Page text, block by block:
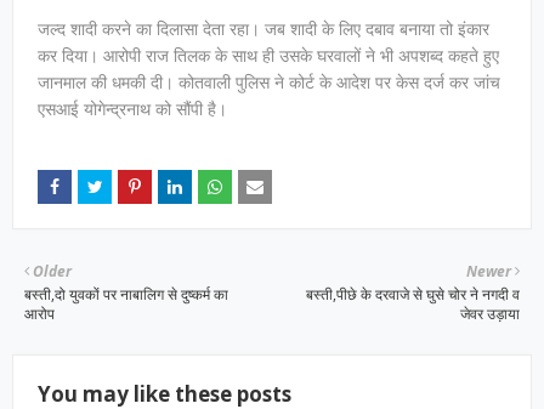
जल्द शादी करने का दिलासा देता रहा। जब शादी के लिए दबाव बनाया तो इंकार
कर दिया। आरोपी राज तिलक के साथ ही उसके घरवालों ने भी अपशब्द कहते हुए
जानमाल की धमकी दी। कोतवाली पुलिस ने कोर्ट के आदेश पर केस दर्ज कर जांच
एसआई योगेन्द्रनाथ को सौंपी है।
Newer
बस्ती,पीछे के दरवाजे से घुसे चोर ने नगदी व
जेवर उड़ाया
Older
बस्ती,दो युवकों पर नाबालिग से दुष्कर्म का
आरोप
You may like these posts